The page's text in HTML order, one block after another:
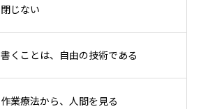
閉じない
書くことは、自由の技術である
作業療法から、人間を見る